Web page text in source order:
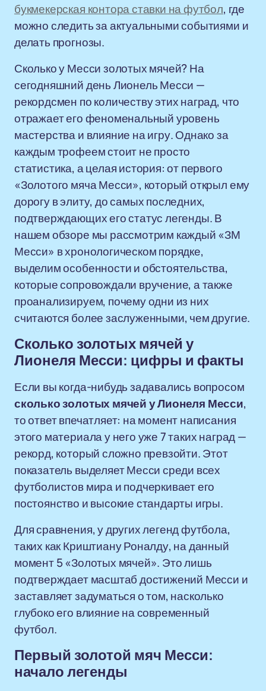
букмекерская контора ставки на футбол, где
можно следить за актуальными событиями и
делать прогнозы.
Сколько у Месси золотых мячей? На
сегодняшний день Лионель Месси —
рекордсмен по количеству этих наград, что
отражает его феноменальный уровень
мастерства и влияние на игру. Однако за
каждым трофеем стоит не просто
статистика, а целая история: от первого
«Золотого мяча Месси», который открыл ему
дорогу в элиту, до самых последних,
подтверждающих его статус легенды. В
нашем обзоре мы рассмотрим каждый «ЗМ
Месси» в хронологическом порядке,
выделим особенности и обстоятельства,
которые сопровождали вручение, а также
проанализируем, почему одни из них
считаются более заслуженными, чем другие.
Сколько золотых мячей у
Лионеля Месси: цифры и факты
Если вы когда-нибудь задавались вопросом
сколько золотых мячей у Лионеля Месси,
то ответ впечатляет: на момент написания
этого материала у него уже 7 таких наград —
рекорд, который сложно превзойти. Этот
показатель выделяет Месси среди всех
футболистов мира и подчеркивает его
постоянство и высокие стандарты игры.
Для сравнения, у других легенд футбола,
таких как Криштиану Роналду, на данный
момент 5 «Золотых мячей». Это лишь
подтверждает масштаб достижений Месси и
заставляет задуматься о том, насколько
глубоко его влияние на современный
футбол.
Первый золотой мяч Месси:
начало легенды